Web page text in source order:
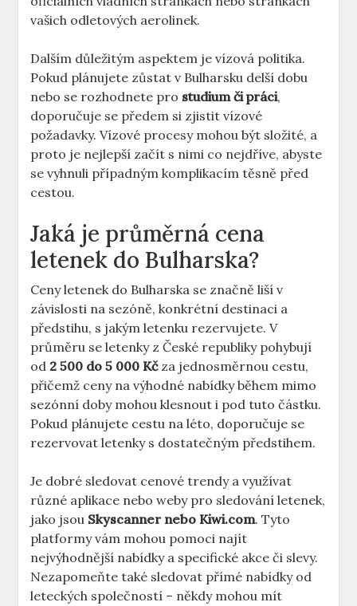
vašich odletových aerolinek.
Dalším důležitým aspektem je vízová politika.
Pokud plánujete zůstat v Bulharsku delší dobu
nebo se rozhodnete pro studium či práci,
doporučuje se předem si zjistit vízové
požadavky. Vízové procesy mohou být složité, a
proto je nejlepší začít s nimi co nejdříve, abyste
se vyhnuli případným komplikacím těsně před
cestou.
Jaká je průměrná cena
letenek do Bulharska?
Ceny letenek do Bulharska se značně liší v
závislosti na sezóně, konkrétní destinaci a
předstihu, s jakým letenku rezervujete. V
průměru se letenky z České republiky pohybují
od 2 500 do 5 000 Kčza jednosměrnou cestu,
přičemž ceny na výhodné nabídky během mimo
sezónní doby mohou klesnout i pod tuto částku.
Pokud plánujete cestu na léto, doporučuje se
rezervovat letenky s dostatečným předstihem.
Je dobré sledovat cenové trendy a využívat
různé aplikace nebo weby pro sledování letenek,
jako jsou Skyscanner nebo Kiwi.com. Tyto
platformy vám mohou pomoci najít
nejvýhodnější nabídky a specifické akce či slevy.
Nezapomeňte také sledovat přímé nabídky od
leteckých společností – někdy mohou mít